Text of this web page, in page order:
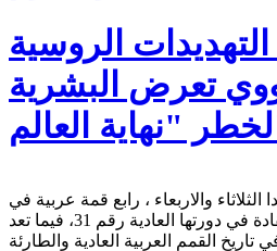
الروسية
تعرض البشرية
والاربعاء ، رابع قمة عربية في
تاريخها على مستوى القادة في دورتها العادية رقم 31، فيما تعد
الحالية رقم 49 في تاريخ القمم العربية العادية والطارئة